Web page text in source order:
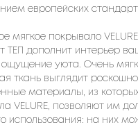
европейских
мягкое покрывало
ТЕП дополнит интерьер
ощущение уюта. Очень
ткань выглядит
материалы, из
VELURE, позволяют им
использования: на них